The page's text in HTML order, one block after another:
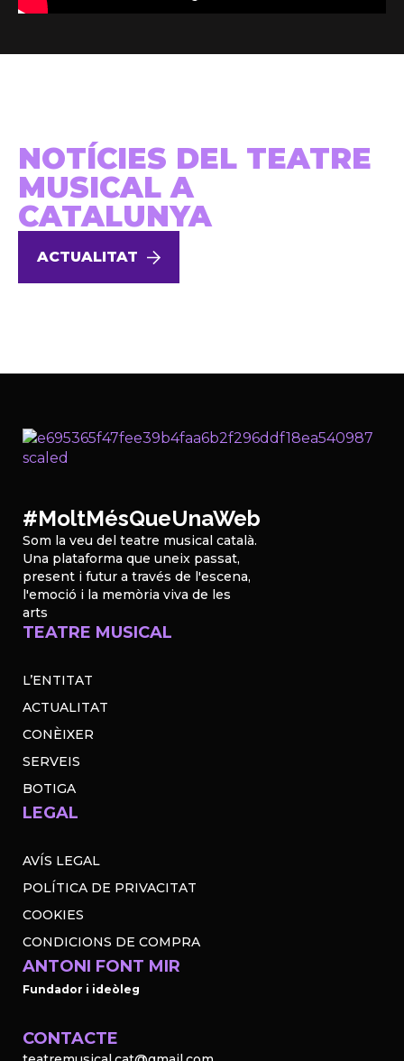
NOTÍCIES DEL TEATRE
MUSICAL A
CATALUNYA
ACTUALITAT
#MoltMésQueUnaWeb
Som la veu del teatre musical català.
Una plataforma que uneix passat,
present i futur a través de l'escena,
l'emoció i la memòria viva de les
arts
TEATRE MUSICAL
L’ENTITAT
ACTUALITAT
CONÈIXER
SERVEIS
BOTIGA
LEGAL
AVÍS LEGAL
POLÍTICA DE PRIVACITAT
COOKIES
CONDICIONS DE COMPRA
ANTONI FONT MIR
Fundador i ideòleg
CONTACTE